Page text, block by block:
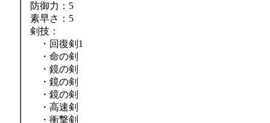
防御力：5
素早さ：5
剣技：
・回復剣1
・命の剣
・鏡の剣
・鏡の剣
・鏡の剣
・高速剣
・衝撃剣